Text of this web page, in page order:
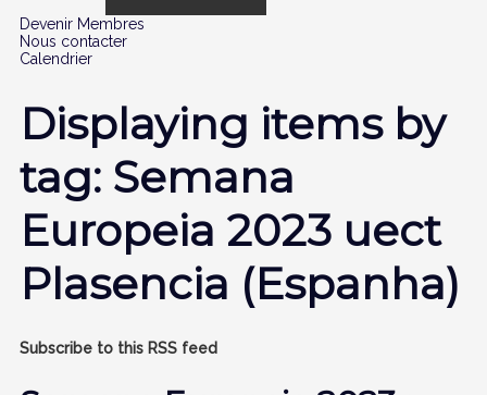
Devenir Membres
Nous contacter
Calendrier
Displaying items by
tag: Semana
Europeia 2023 uect
Plasencia (Espanha)
Subscribe to this RSS feed